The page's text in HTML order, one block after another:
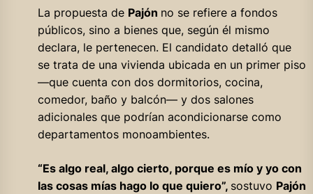
La propuesta de Pajón no se refiere a fondos
públicos, sino a bienes que, según él mismo
declara, le pertenecen. El candidato detalló que
se trata de una vivienda ubicada en un primer piso
—que cuenta con dos dormitorios, cocina,
comedor, baño y balcón— y dos salones
adicionales que podrían acondicionarse como
departamentos monoambientes.
“Es algo real, algo cierto, porque es mío y yo con
las cosas mías hago lo que quiero”, sostuvo Pajón